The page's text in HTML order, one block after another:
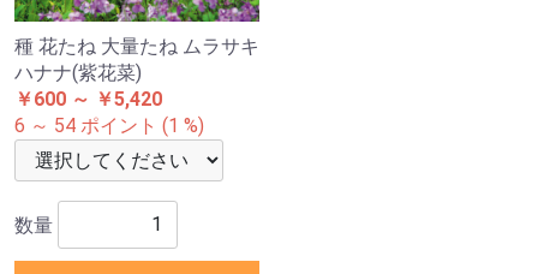
種 花たね 大量たね ムラサキ
ハナナ(紫花菜)
￥600 ～ ￥5,420
6 ～ 54 ポイント (1 %)
数量